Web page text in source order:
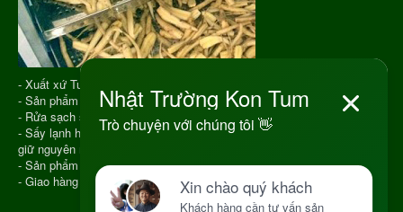
- Xuất xứ Tu Mơ Rông Kon Tum
- Sản phẩm được chọn phẩm chất tốt
- Rửa sạch sau đó cho vào Sấy Lạnh
- Sấy lạnh hiện nay là công nghệ hiện đại để sấy khô dược liệu giúp
giữ nguyên màu sắc, hương vị, chất lượng
- Sản phẩm hút chân không
- Giao hàng COD toàn quốc